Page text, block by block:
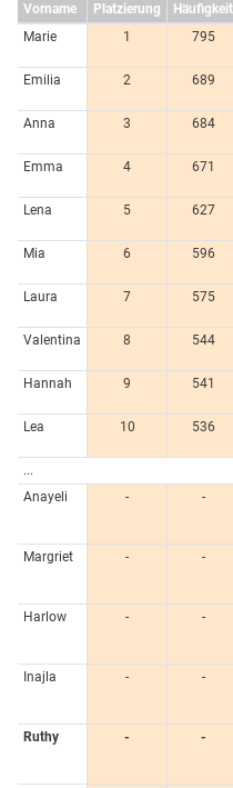
Vorname
Platzierung Häufigkeit
Marie
1 795
Emilia
2 689
Anna
3 684
Emma
4 671
Lena
5 627
Mia
6 596
Laura
7 575
Valentina
8 544
Hannah
9 541
Lea
10 536
...
Anayeli
- -
Margriet
- -
Harlow
- -
Inajla
- -
Ruthy
- -